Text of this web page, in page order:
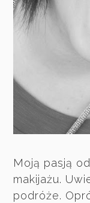
Moją pasją
makijażu.
podróże.